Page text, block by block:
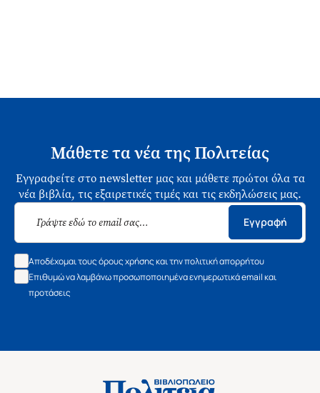
Μάθετε τα νέα της Πολιτείας
Εγγραφείτε στο newsletter μας και μάθετε πρώτοι όλα τα
νέα βιβλία, τις εξαιρετικές τιμές και τις εκδηλώσεις μας.
Εγγραφή
Αποδέχομαι τους όρους χρήσης και την πολιτική απορρήτου
Επιθυμώ να λαμβάνω προσωποποιημένα ενημερωτικά email και
προτάσεις